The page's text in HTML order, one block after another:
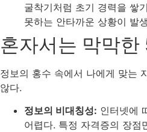
굴착기처럼 초기 경력을 쌓
못하는 안타까운 상황이 발
혼자서는 막막
정보의 홍수 속에서 나에게 맞는
않다.
정보의 비대칭성: 인터넷에
어렵다. 특정 자격증의 장점